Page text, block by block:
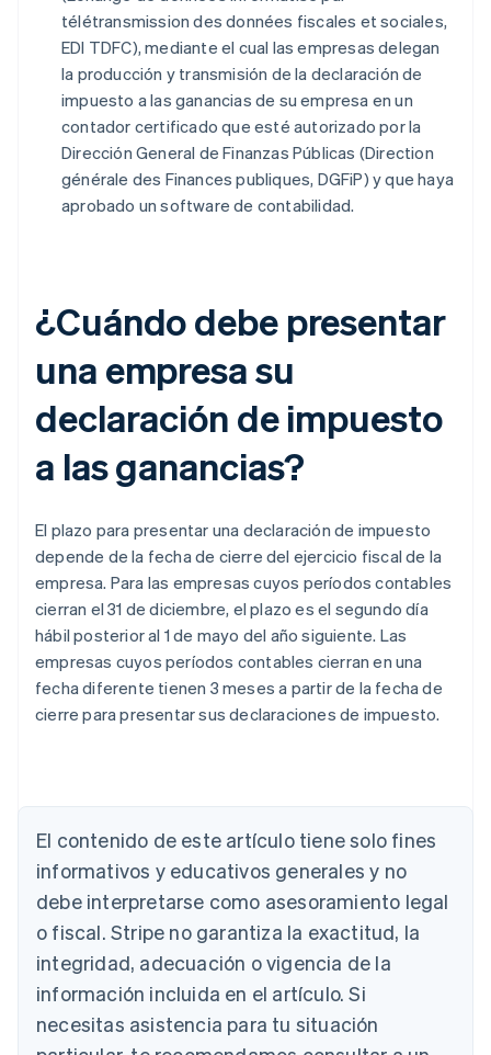
télétransmission des données fiscales et sociales,
EDI TDFC), mediante el cual las empresas delegan
la producción y transmisión de la declaración de
impuesto a las ganancias de su empresa en un
contador certificado que esté autorizado por la
Dirección General de Finanzas Públicas (Direction
générale des Finances publiques, DGFiP) y que haya
aprobado un software de contabilidad.
¿Cuándo debe presentar
una empresa su
declaración de impuesto
a las ganancias?
El plazo para presentar una declaración de impuesto
depende de la fecha de cierre del ejercicio fiscal de la
empresa. Para las empresas cuyos períodos contables
cierran el 31 de diciembre, el plazo es el segundo día
hábil posterior al 1 de mayo del año siguiente. Las
empresas cuyos períodos contables cierran en una
fecha diferente tienen 3 meses a partir de la fecha de
cierre para presentar sus declaraciones de impuesto.
El contenido de este artículo tiene solo fines
informativos y educativos generales y no
debe interpretarse como asesoramiento legal
o fiscal. Stripe no garantiza la exactitud, la
integridad, adecuación o vigencia de la
información incluida en el artículo. Si
necesitas asistencia para tu situación
DeutschEnglish
Australia
English
Austria
DeutschEnglish
Nederlands FrançaisDeutsch English
Brasil
Português English
Bulgaria
English